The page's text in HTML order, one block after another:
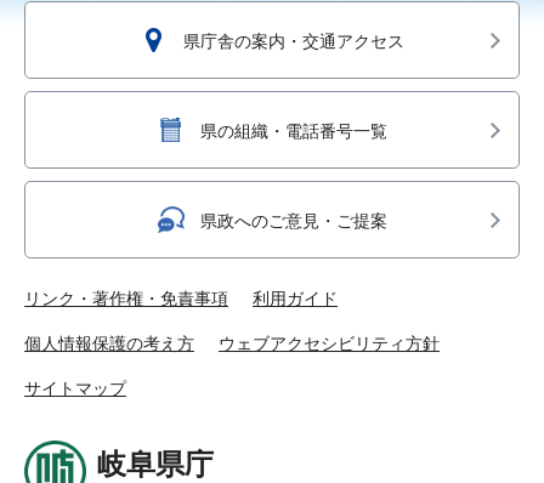
県庁舎の案内・交通アクセス
県の組織・電話番号一覧
県政へのご意見・ご提案
リンク・著作権・免責事項 利用ガイド
個人情報保護の考え方 ウェブアクセシビリティ方針
サイトマップ
岐阜県庁